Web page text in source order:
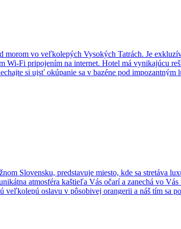
vo veľkolepých Vysokých Tatrách. Je
Fi pripojením na internet. Hotel má vynikajúcu
si ujsť okúpanie sa v bazéne pod
Slovensku, predstavuje miesto, kde sa stretáva
atmosféra kaštieľa Vás očarí a zanechá vo
oslavu v pôsobivej orangerii a náš tím sa